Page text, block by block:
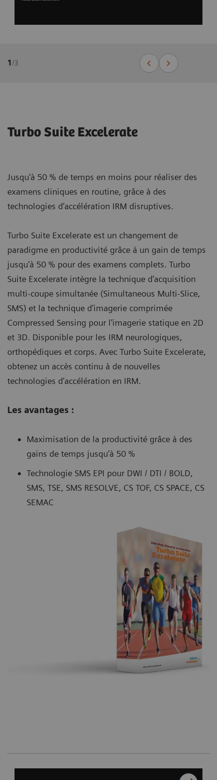
1/3
Turbo Suite Excelerate
Jusqu'à 50 % de temps en moins pour réaliser des
examens cliniques en routine, grâce à des
technologies d’accélération IRM disruptives.
Turbo Suite Excelerate est un changement de
paradigme en productivité grâce à un gain de temps
jusqu'à 50 % pour des examens complets. Turbo
Suite Excelerate intègre la technique d’acquisition
multi-coupe simultanée (Simultaneous Multi-Slice,
SMS) et la technique d’imagerie comprimée
Compressed Sensing pour l'imagerie statique en 2D
et 3D. Disponible pour les IRM neurologiques,
orthopédiques et corps. Avec Turbo Suite Excelerate,
obtenez un accès continu à de nouvelles
technologies d’accélération en IRM.
Les avantages :
Maximisation de la productivité grâce à des
gains de temps jusqu’à 50 %
Technologie SMS EPI pour DWI / DTI / BOLD,
SMS, TSE, SMS RESOLVE, CS TOF, CS SPACE, CS
SEMAC